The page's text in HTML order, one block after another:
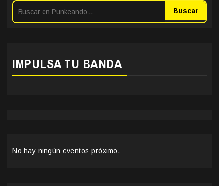
Buscar
IMPULSA TU BANDA
No hay ningún eventos próximo.